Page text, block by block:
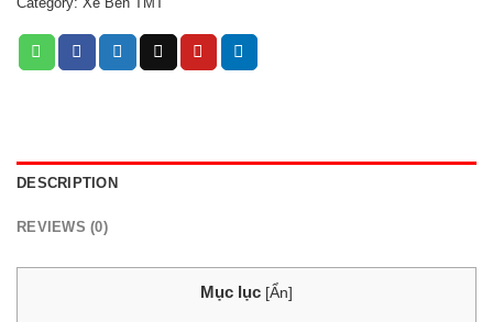
DESCRIPTION
REVIEWS (0)
Mục lục [Ẩn]